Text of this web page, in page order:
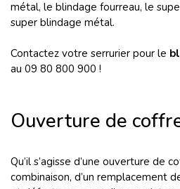
métal, le blindage fourreau, le
super blindage métal.
Contactez votre serrurier pour le
au 09 80 800 900 !
Ouverture de
Qu’il s’agisse d’une ouverture de
combinaison, d’un remplacement